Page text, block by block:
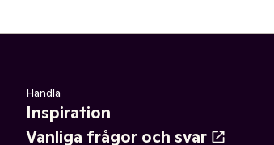
Handla
Inspiration
Vanliga frågor och svar